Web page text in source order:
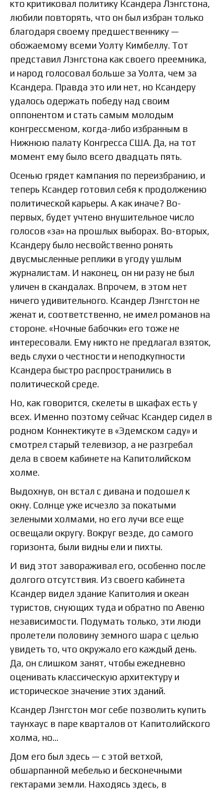
кто критиковал политику Ксандера Лэнгстона,
любили повторять, что он был избран только
благодаря своему предшественнику —
обожаемому всеми Уолту Кимбеллу. Тот
представил Лэнгстона как своего преемника,
и народ голосовал больше за Уолта, чем за
Ксандера. Правда это или нет, но Ксандеру
удалось одержать победу над своим
оппонентом и стать самым молодым
конгрессменом, когда-либо избранным в
Нижнюю палату Конгресса США. Да, на тот
момент ему было всего двадцать пять.
Осенью грядет кампания по переизбранию, и
теперь Ксандер готовил себя к продолжению
политической карьеры. А как иначе? Во-
первых, будет учтено внушительное число
голосов «за» на прошлых выборах. Во-вторых,
Ксандеру было несвойственно ронять
двусмысленные реплики в угоду ушлым
журналистам. И наконец, он ни разу не был
уличен в скандалах. Впрочем, в этом нет
ничего удивительного. Ксандер Лэнгстон не
женат и, соответственно, не имел романов на
стороне. «Ночные бабочки» его тоже не
интересовали. Ему никто не предлагал взяток,
ведь слухи о честности и неподкупности
Ксандера быстро распространились в
политической среде.
Но, как говорится, скелеты в шкафах есть у
всех. Именно поэтому сейчас Ксандер сидел в
родном Коннектикуте в «Эдемском саду» и
смотрел старый телевизор, а не разгребал
дела в своем кабинете на Капитолийском
холме.
Выдохнув, он встал с дивана и подошел к
окну. Солнце уже исчезло за покатыми
зелеными холмами, но его лучи все еще
освещали округу. Вокруг везде, до самого
горизонта, были видны ели и пихты.
И вид этот завораживал его, особенно после
долгого отсутствия. Из своего кабинета
Ксандер видел здание Капитолия и океан
туристов, снующих туда и обратно по Авеню
независимости. Подумать только, эти люди
пролетели половину земного шара с целью
увидеть то, что окружало его каждый день.
Да, он слишком занят, чтобы ежедневно
оценивать классическую архитектуру и
историческое значение этих зданий.
Ксандер Лэнгстон мог себе позволить купить
таунхаус в паре кварталов от Капитолийского
холма, но…
Дом его был здесь — с этой ветхой,
обшарпанной мебелью и бесконечными
гектарами земли. Находясь здесь, в